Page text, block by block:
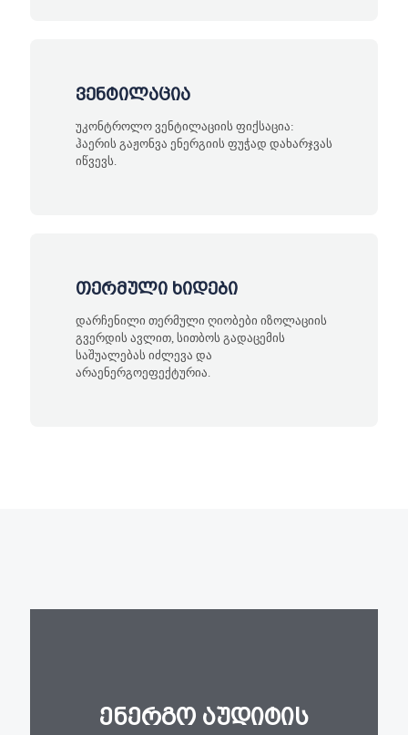
ვენტილაცია
უკონტროლო ვენტილაციის ფიქსაცია:
ჰაერის გაჟონვა ენერგიის ფუჭად დახარჯვას
იწვევს.
თერმული ხიდები
დარჩენილი თერმული ღიობები იზოლაციის
გვერდის ავლით, სითბოს გადაცემის
საშუალებას იძლევა და
არაენერგოეფექტურია.
ენერგო აუდიტის